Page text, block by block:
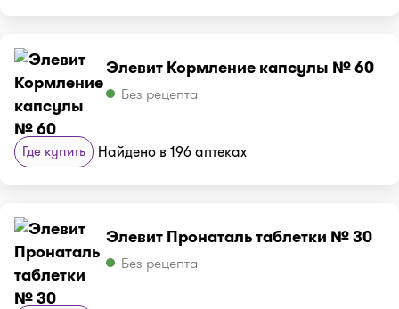
Элевит Кормление капсулы № 60
Без рецепта
Где купить Найдено в 196 аптеках
Элевит Пронаталь таблетки № 30
Без рецепта